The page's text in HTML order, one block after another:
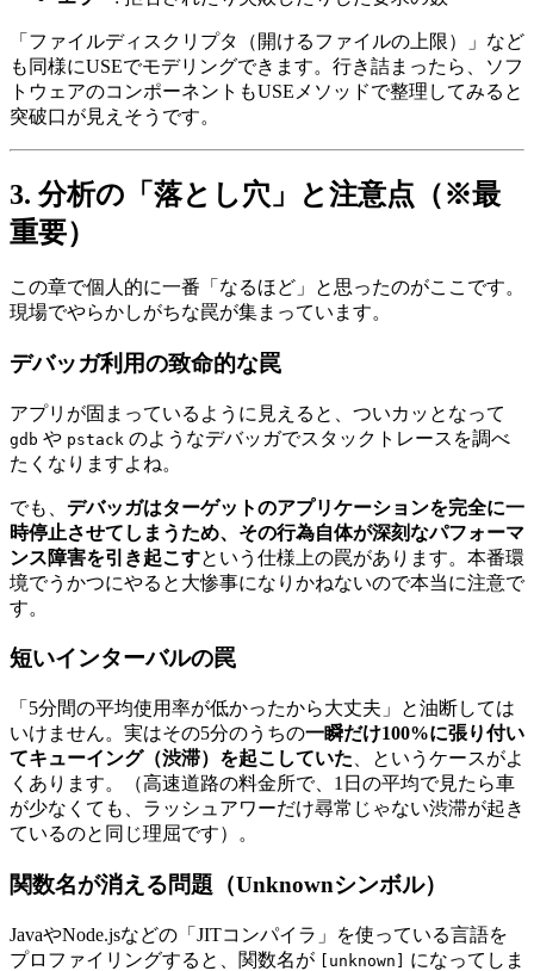
「ファイルディスクリプタ（開けるファイルの上限）」など
も同様にUSEでモデリングできます。行き詰まったら、ソフ
トウェアのコンポーネントもUSEメソッドで整理してみると
突破口が見えそうです。
3. 分析の「落とし穴」と注意点（※最
重要）
この章で個人的に一番「なるほど」と思ったのがここです。
現場でやらかしがちな罠が集まっています。
デバッガ利用の致命的な罠
アプリが固まっているように見えると、ついカッとなって
gdb や pstack のようなデバッガでスタックトレースを調べ
たくなりますよね。
でも、 デバッガはターゲットのアプリケーションを完全に一
時停止させてしまうため、その行為自体が深刻なパフォーマ
ンス障害を引き起こすという仕様上の罠があります。本番環
境でうかつにやると大惨事になりかねないので本当に注意で
す。
短いインターバルの罠
「5分間の平均使用率が低かったから大丈夫」と油断しては
いけません。実はその5分のうちの一瞬だけ100%に張り付い
てキューイング（渋滞）を起こしていた 、というケースがよ
くあります。（高速道路の料金所で、1日の平均で見たら車
が少なくても、ラッシュアワーだけ尋常じゃない渋滞が起き
ているのと同じ理屈です）。
関数名が消える問題（Unknownシンボル）
JavaやNode.jsなどの「JITコンパイラ」を使っている言語を
プロファイリングすると、関数名が [unknown] になってしま